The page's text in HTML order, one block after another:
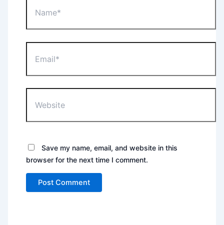
Save my name, email, and website in this
browser for the next time I comment.